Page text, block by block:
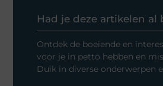
Had je deze artikelen al
Ontdek de boeiende en
voor je in petto hebben en
Duik in diverse onderwerpen